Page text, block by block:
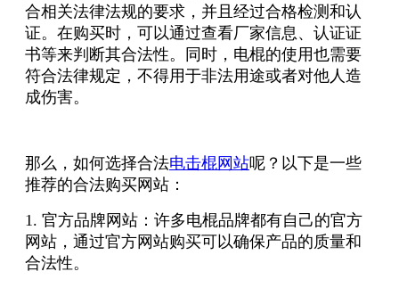
合相关法律法规的要求，并且经过合格检测和认
证。在购买时，可以通过查看厂家信息、认证证
书等来判断其合法性。同时，电棍的使用也需要
符合法律规定，不得用于非法用途或者对他人造
成伤害。
那么，如何选择合法电击棍网站呢？以下是一些
推荐的合法购买网站：
1. 官方品牌网站：许多电棍品牌都有自己的官方
网站，通过官方网站购买可以确保产品的质量和
合法性。